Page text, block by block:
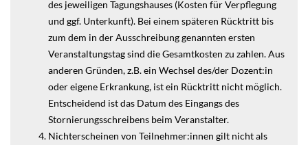
des jeweiligen Tagungshauses (Kosten für Verpflegung
und ggf. Unterkunft). Bei einem späteren Rücktritt bis
zum dem in der Ausschreibung genannten ersten
Veranstaltungstag sind die Gesamtkosten zu zahlen. Aus
anderen Gründen, z.B. ein Wechsel des/der Dozent:in
oder eigene Erkrankung, ist ein Rücktritt nicht möglich.
Entscheidend ist das Datum des Eingangs des
Stornierungsschreibens beim Veranstalter.
Nichterscheinen von Teilnehmer:innen gilt nicht als